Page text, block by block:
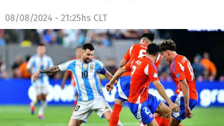
08/08/2024 - 21:25hs CLT